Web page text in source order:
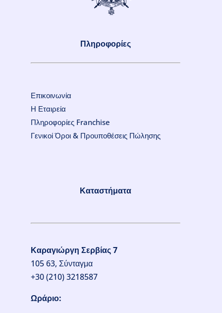
Πληροφορίες
Επικοινωνία
Η Εταιρεία
Πληροφορίες Franchise
Γενικοί Όροι & Προυποθέσεις Πώλησης
Καταστήματα
Καραγιώργη Σερβίας 7
105 63, Σύνταγμα
+30 (210) 3218587
Ωράριο: